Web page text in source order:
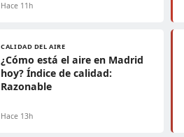
Hace 11h
CALIDAD DEL AIRE
¿Cómo está el aire en Madrid
hoy? Índice de calidad:
Razonable
Hace 13h